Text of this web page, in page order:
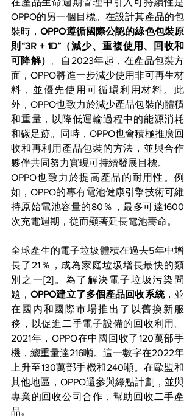
在產品生命週期管理中引入可持續性是
OPPO的另一個目標。在設計其產品的包
裝時，OPPO遵循國際公認的綠色包裝原
則“3R + 1D”（減少、重複使用、回收和
可降解）
。自2023年起，在產品包裝方
面，OPPO將進一步減少使用非可再生材
料，並優先使用可循環利用材料。此
外，OPPO也致力於減少產品包裝的體積
和重量，以降低運輸過程中的能源消耗
和碳足跡。同時，OPPO也會積極推廣回
收和再利用產品包裝的方法，並與合作
夥伴共同努力實現可持續發展目標。
OPPO也致力於提高產品的耐用性。例
如，OPPO的專有電池健康引擎技術可維
持原始電池容量的80％，最多可達1600
次充電週期，從而顯著延長電池壽命。
全球產生的電子垃圾體積在過去5年中增
長了21％，成為家庭垃圾增長最快的類
別之一[2]。為了解決電子垃圾污染問
題，OPPO建立了多個產品回收系統，並
在國內和國際市場推出了以舊換新服
務，以促進二手電子設備的回收利用。
2021年，OPPO在中國回收了120萬部手
機，總重量達216噸。這一數字在2022年
上升至130萬部手機和240噸。在歐盟和
其他地區，OPPO還參與綠點計劃，並與
專業的回收公司合作，幫助回收二手產
品。